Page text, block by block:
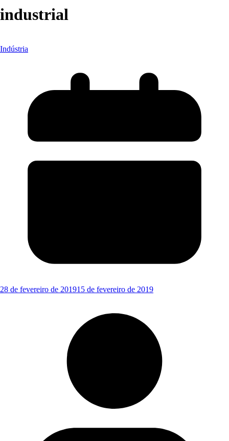
industrial
Indústria
28 de fevereiro de 201915 de fevereiro de 2019